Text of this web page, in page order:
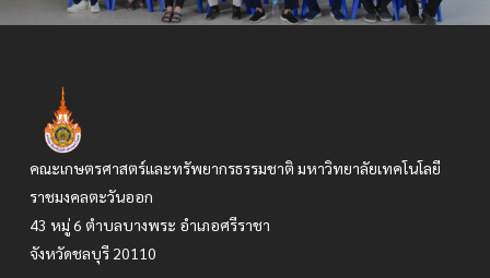
คณะเกษตรศาสตร์และทรัพยากรธรรมชาติ มหาวิทยาลัยเทคโนโลยี
ราชมงคลตะวันออก
43 หมู่ 6 ตำบลบางพระ อำเภอศรีราชา
จังหวัดชลบุรี 20110